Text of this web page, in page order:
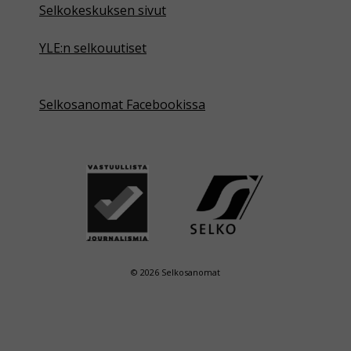
Selkokeskuksen sivut
YLE:n selkouutiset
Selkosanomat Facebookissa
© 2026 Selkosanomat